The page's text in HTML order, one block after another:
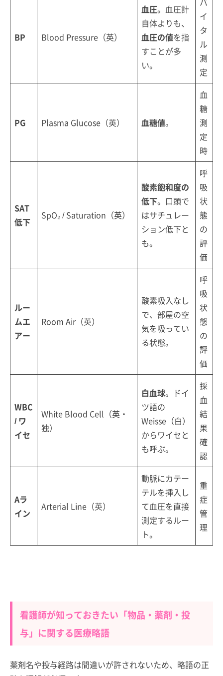
BP Blood Pressure（英）
血圧。血圧計
自体よりも、
血圧の値を指
すことが多
い。
イ
タ
ル
測
定
PG Plasma Glucose（英） 血糖値。
血
糖
測
定
時
SAT
低下
SpO₂ / Saturation（英）
酸素飽和度の
低下。口頭で
はサチュレー
ション低下と
も。
呼
吸
状
態
の
評
価
ルー
ムエ
アー
Room Air（英）
酸素吸入なし
で、部屋の空
気を吸ってい
る状態。
呼
吸
状
態
の
評
価
WBC
/ ワ
イセ
White Blood Cell（英・
独）
白血球。ドイ
ツ語の
Weisse（白）
からワイセと
も呼ぶ。
採
血
結
果
確
認
Aラ
イン
Arterial Line（英）
動脈にカテー
テルを挿入し
て血圧を直接
測定するルー
ト。
重
症
管
理
看護師が知っておきたい「物品・薬剤・投
与」に関する医療略語
薬剤名や投与経路は間違いが許されないため、略語の正